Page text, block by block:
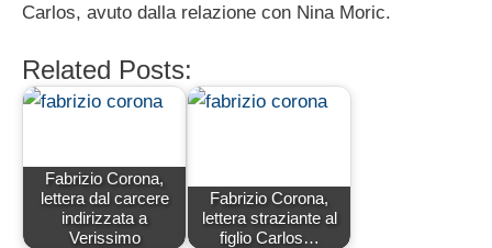
Carlos, avuto dalla relazione con Nina Moric.
Related Posts:
Fabrizio Corona,
lettera dal carcere
indirizzata a
Verissimo
Fabrizio Corona,
lettera straziante al
figlio Carlos…